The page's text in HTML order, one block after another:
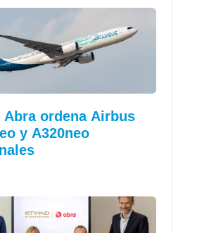
Abra ordena Airbus
y A320neo